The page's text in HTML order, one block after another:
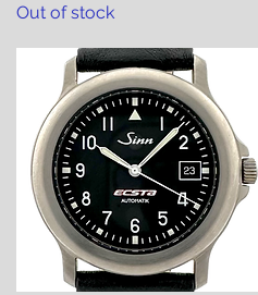
Out of stock